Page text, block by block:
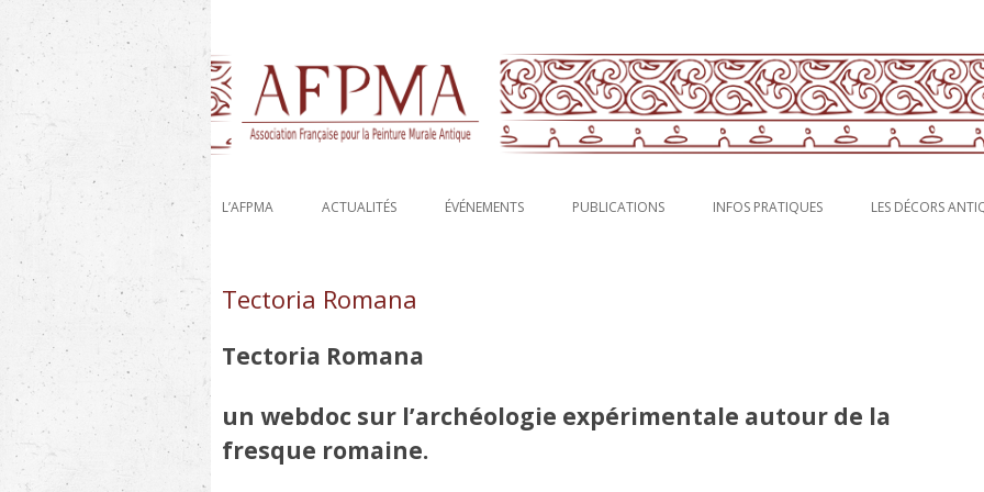
L’AFPMA ACTUALITÉS ÉVÉNEMENTS PUBLICATIONS INFOS PRATIQUES LES DÉCORS
Tectoria Romana
Tectoria Romana
un webdoc sur l’archéologie expérimentale autour de la
fresque romaine.